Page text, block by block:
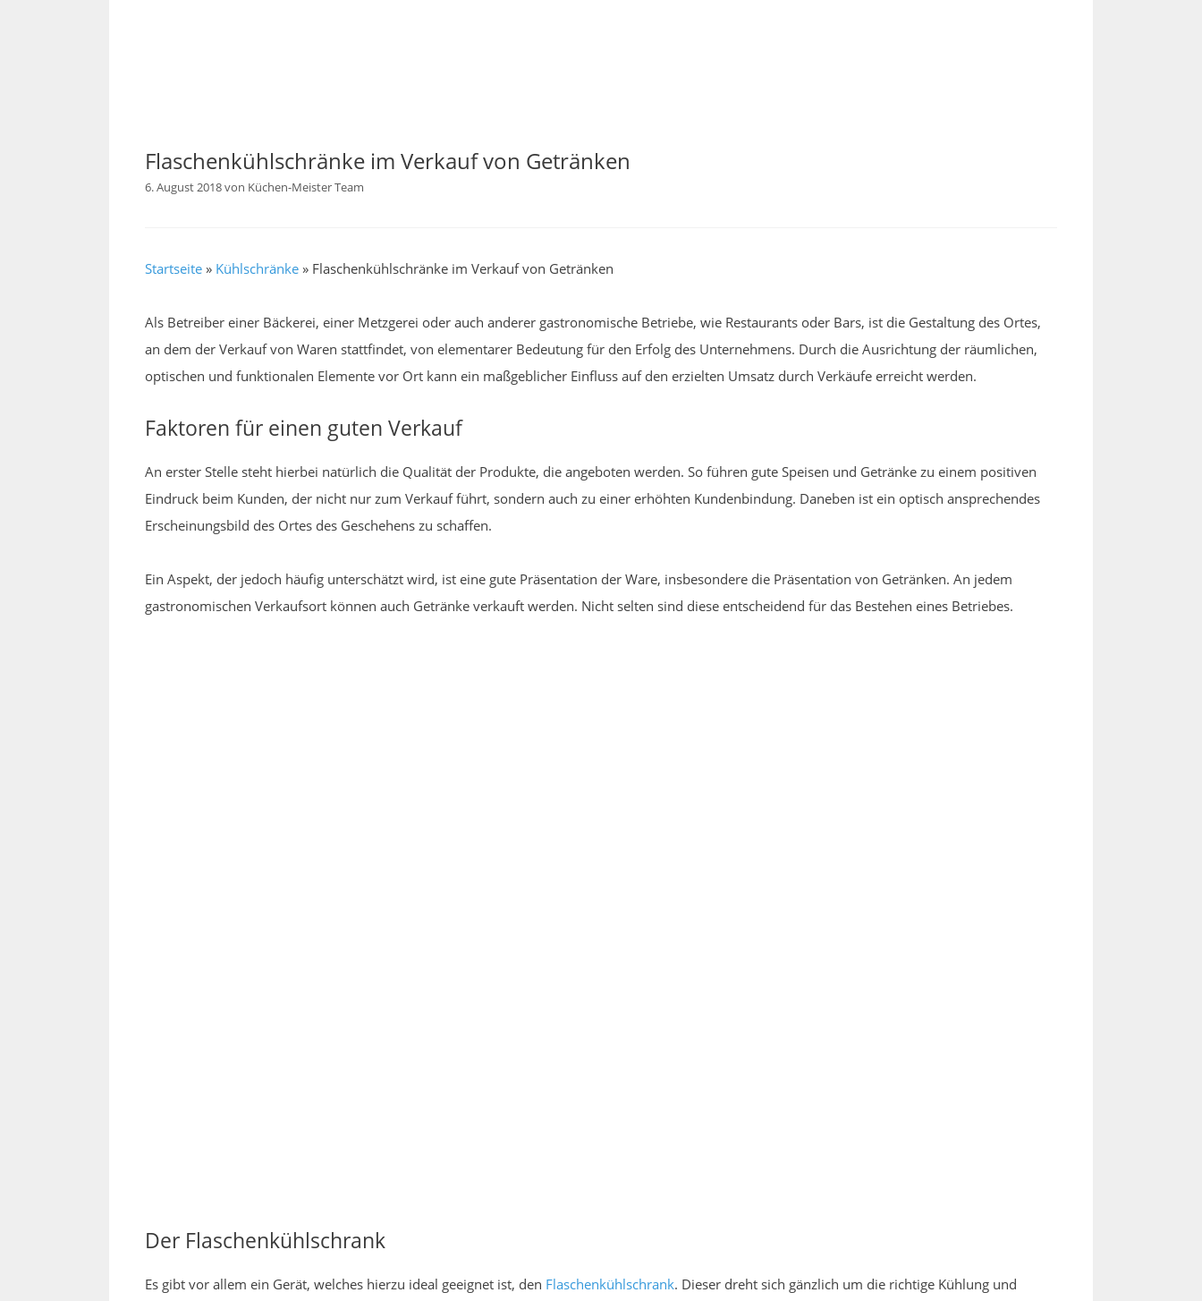
Flaschenkühlschränke im Verkauf von Getränken
6. August 2018von Küchen-Meister Team
Startseite » Kühlschränke » Flaschenkühlschränke im Verkauf von Getränken
Als Betreiber einer Bäckerei, einer Metzgerei oder auch anderer gastronomische Betriebe, wie Restaurants oder Bars, ist die Gestaltung des Ortes,
an dem der Verkauf von Waren stattfindet, von elementarer Bedeutung für den Erfolg des Unternehmens. Durch die Ausrichtung der räumlichen,
optischen und funktionalen Elemente vor Ort kann ein maßgeblicher Einfluss auf den erzielten Umsatz durch Verkäufe erreicht werden.
Faktoren für einen guten Verkauf
An erster Stelle steht hierbei natürlich die Qualität der Produkte, die angeboten werden. So führen gute Speisen und Getränke zu einem positiven
Eindruck beim Kunden, der nicht nur zum Verkauf führt, sondern auch zu einer erhöhten Kundenbindung. Daneben ist ein optisch ansprechendes
Erscheinungsbild des Ortes des Geschehens zu schaffen.
Ein Aspekt, der jedoch häufig unterschätzt wird, ist eine gute Präsentation der Ware, insbesondere die Präsentation von Getränken. An jedem
gastronomischen Verkaufsort können auch Getränke verkauft werden. Nicht selten sind diese entscheidend für das Bestehen eines Betriebes.
Der Flaschenkühlschrank
Es gibt vor allem ein Gerät, welches hierzu ideal geeignet ist, den Flaschenkühlschrank. Dieser dreht sich gänzlich um die richtige Kühlung und